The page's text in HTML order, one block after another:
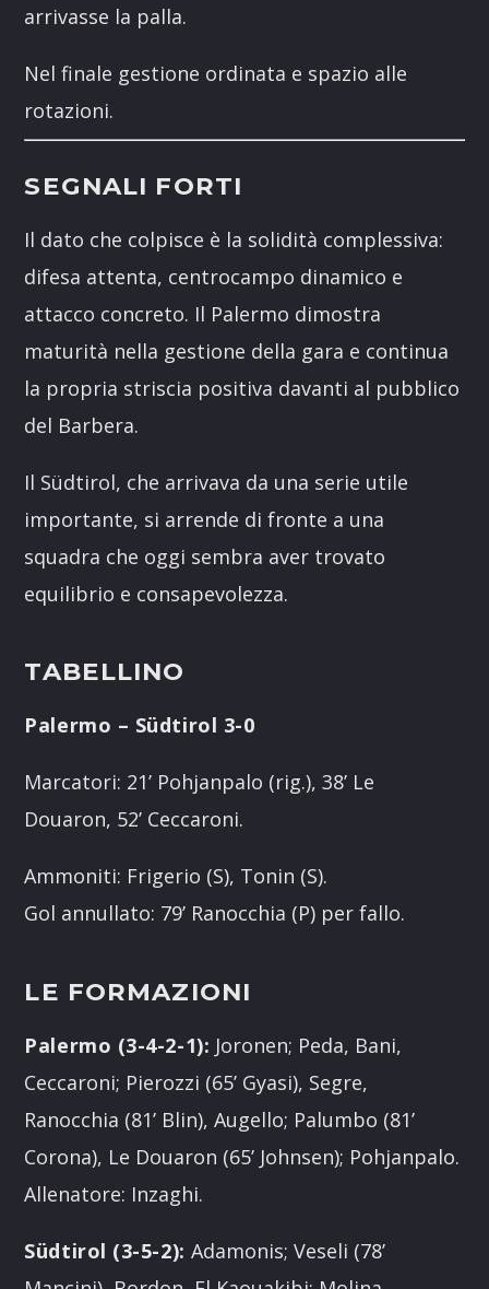
arrivasse la palla.
Nel finale gestione ordinata e spazio alle
rotazioni.
SEGNALI FORTI
Il dato che colpisce è la solidità complessiva:
difesa attenta, centrocampo dinamico e
attacco concreto. Il Palermo dimostra
maturità nella gestione della gara e continua
la propria striscia positiva davanti al pubblico
del Barbera.
Il Südtirol, che arrivava da una serie utile
importante, si arrende di fronte a una
squadra che oggi sembra aver trovato
equilibrio e consapevolezza.
TABELLINO
Palermo – Südtirol 3-0
Marcatori: 21’ Pohjanpalo (rig.), 38’ Le
Douaron, 52’ Ceccaroni.
Ammoniti: Frigerio (S), Tonin (S).
Gol annullato: 79’ Ranocchia (P) per fallo.
LE FORMAZIONI
Palermo (3-4-2-1): Joronen; Peda, Bani,
Ceccaroni; Pierozzi (65’ Gyasi), Segre,
Ranocchia (81’ Blin), Augello; Palumbo (81’
Corona), Le Douaron (65’ Johnsen); Pohjanpalo.
Allenatore: Inzaghi.
Südtirol (3-5-2): Adamonis; Veseli (78’